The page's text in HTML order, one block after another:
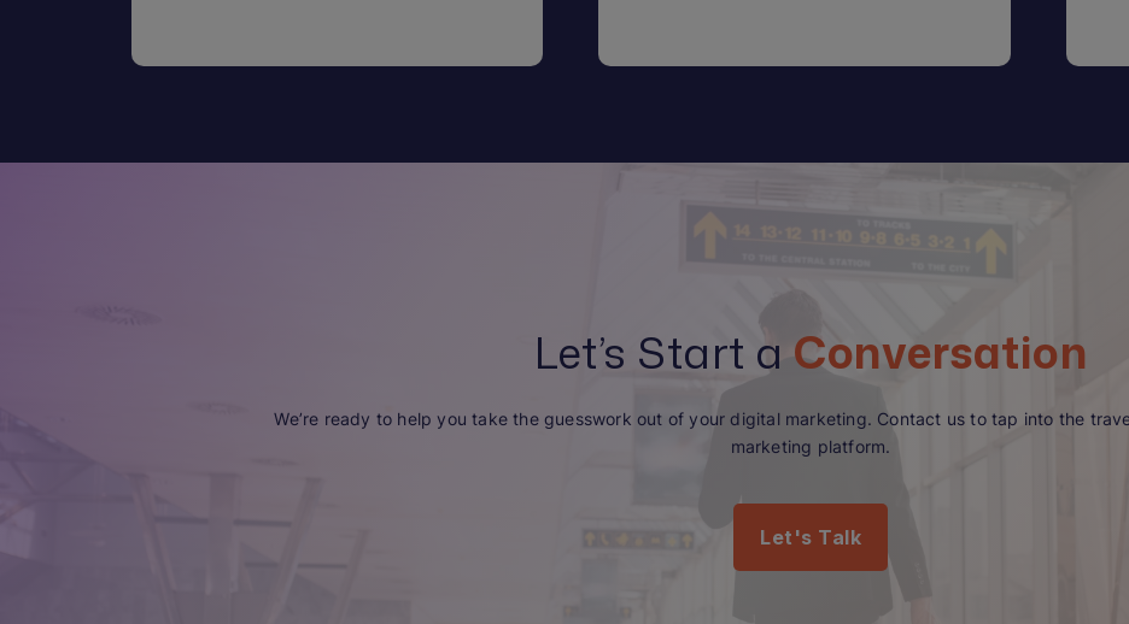
Let’s Start a Conversation
We’re ready to help you take the guesswork out of your digital marketing. Contact us to tap into the
marketing platform.
Let's Talk